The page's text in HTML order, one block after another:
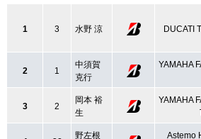
1 3 水野 涼 DUCATI
2 1
中須賀
克行
YAMAHA
3 2
岡本 裕
生
YAMAHA
野左根 Astemo